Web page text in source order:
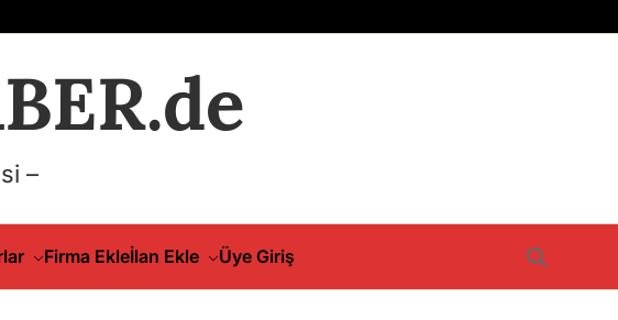
–
Firma Ekleİlan Ekle Üye Giriş